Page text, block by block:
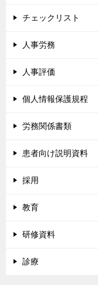
チェックリスト
人事労務
人事評価
個人情報保護規程
労務関係書類
患者向け説明資料
採用
教育
研修資料
診療